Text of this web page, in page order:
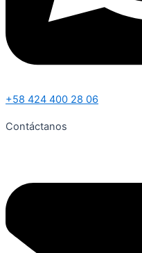
+58 424 400 28 06
Contáctanos